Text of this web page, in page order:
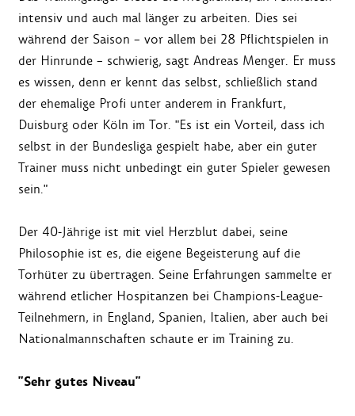
intensiv und auch mal länger zu arbeiten. Dies sei
während der Saison – vor allem bei 28 Pflichtspielen in
der Hinrunde – schwierig, sagt Andreas Menger. Er muss
es wissen, denn er kennt das selbst, schließlich stand
der ehemalige Profi unter anderem in Frankfurt,
Duisburg oder Köln im Tor. "Es ist ein Vorteil, dass ich
selbst in der Bundesliga gespielt habe, aber ein guter
Trainer muss nicht unbedingt ein guter Spieler gewesen
sein."
Der 40-Jährige ist mit viel Herzblut dabei, seine
Philosophie ist es, die eigene Begeisterung auf die
Torhüter zu übertragen. Seine Erfahrungen sammelte er
während etlicher Hospitanzen bei Champions-League-
Teilnehmern, in England, Spanien, Italien, aber auch bei
Nationalmannschaften schaute er im Training zu.
"Sehr gutes Niveau"